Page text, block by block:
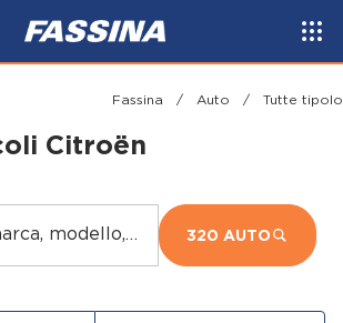
Fassina / Auto / Tutte
Citroën
Cerca per marca, modello, tipo... 320 AUTO